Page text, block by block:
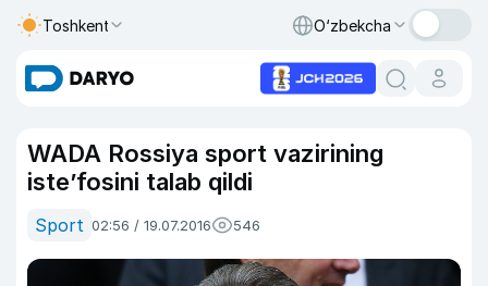
Toshkent O‘zbekcha
WADA Rossiya sport vazirining
iste’fosini talab qildi
Sport 02:56 / 19.07.2016 546